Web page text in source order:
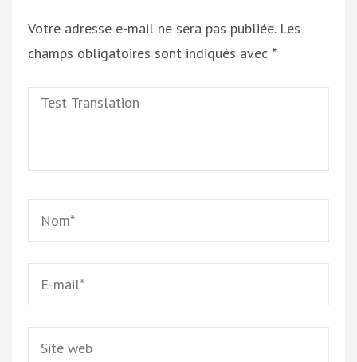
Votre adresse e-mail ne sera pas publiée. Les
champs obligatoires sont indiqués avec *
Test